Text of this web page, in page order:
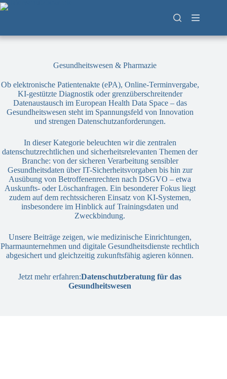
Zum
Inhalt
Gesundheitswesen & Pharmazie
Ob elektronische Patientenakte (ePA), Online-Terminvergabe,
KI-gestützte Diagnostik oder grenzüberschreitender
Datenaustausch im European Health Data Space – das
Gesundheitswesen steht im Spannungsfeld von Innovation
und strengen Datenschutzanforderungen.
In dieser Kategorie beleuchten wir die zentralen
datenschutzrechtlichen und sicherheitsrelevanten Themen der
Branche: von der sicheren Verarbeitung sensibler
Gesundheitsdaten über IT-Sicherheitsvorgaben bis hin zur
Ausübung von Betroffenenrechten nach DSGVO – etwa
Auskunfts- oder Löschanfragen. Ein besonderer Fokus liegt
zudem auf dem rechtssicheren Einsatz von KI-Systemen,
insbesondere im Hinblick auf Trainingsdaten und
Zweckbindung.
Unsere Beiträge zeigen, wie medizinische Einrichtungen,
Pharmaunternehmen und digitale Gesundheitsdienste rechtlich
abgesichert und gleichzeitig zukunftsfähig agieren können.
Jetzt mehr erfahren:Datenschutzberatung für das
Gesundheitswesen